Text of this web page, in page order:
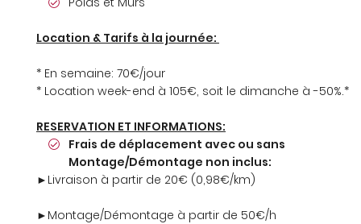
Location & Tarifs à la journée:
* En semaine: 70€/jour
* Location week-end à 105€, soit le dimanche à -50%.*
RESERVATION ET INFORMATIONS:
Frais de déplacement avec ou sans
Montage/Démontage non inclus:
►Livraison à partir de 20€ (0,98€/km)
►Montage/Démontage à partir de 50€/h